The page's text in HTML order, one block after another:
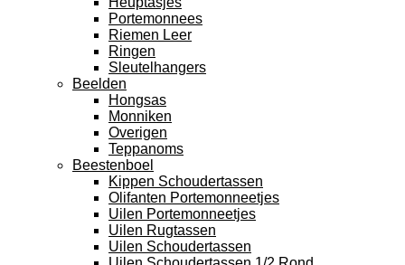
Portemonnees
Riemen Leer
Ringen
Sleutelhangers
Beelden
Hongsas
Monniken
Overigen
Teppanoms
Beestenboel
Kippen Schoudertassen
Olifanten Portemonneetjes
Uilen Portemonneetjes
Uilen Rugtassen
Uilen Schoudertassen